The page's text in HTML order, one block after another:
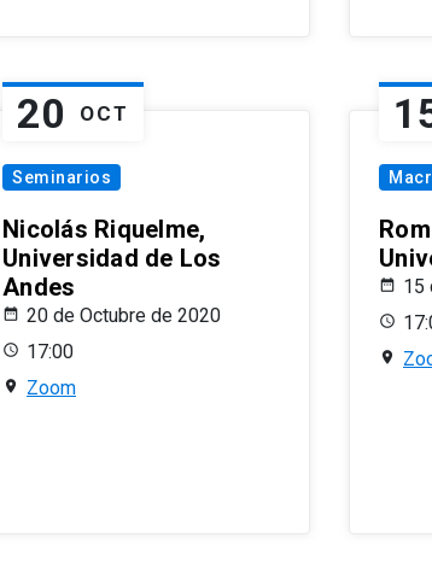
20 OCT
Seminarios
Nicolás Riquelme,
Universidad de Los
Andes
20 de Octubre de 2020
17:00
Zoom
15